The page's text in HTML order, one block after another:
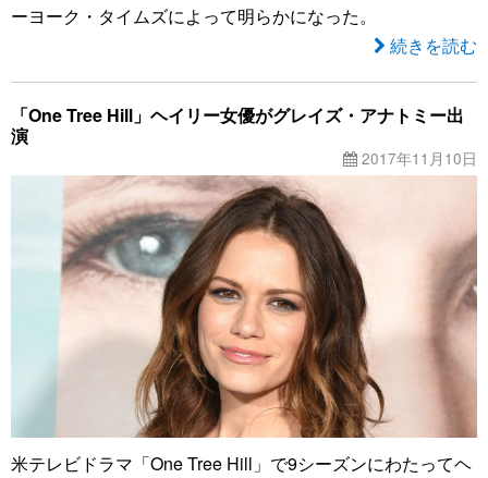
ーヨーク・タイムズによって明らかになった。
続きを読む
「One Tree Hill」ヘイリー女優がグレイズ・アナトミー出
演
2017年11月10日
米テレビドラマ「One Tree Hill」で9シーズンにわたってヘ